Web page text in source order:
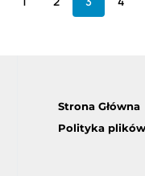
Strona Główna
Polityka